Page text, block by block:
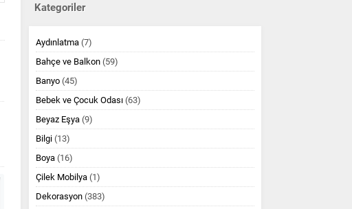
Kategoriler
Aydınlatma (7)
Bahçe ve Balkon (59)
Banyo (45)
Bebek ve Çocuk Odası (63)
Beyaz Eşya (9)
Bilgi (13)
Boya (16)
Çilek Mobilya (1)
Dekorasyon (383)